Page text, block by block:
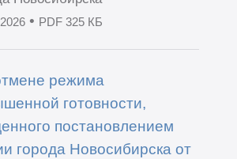
• PDF 325 КБ
режима
готовности,
постановлением
города Новосибирска от